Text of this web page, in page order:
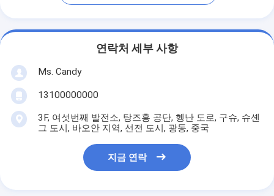
연락처 세부 사항
Ms. Candy
13100000000
3F, 여섯번째 발전소, 탕즈홍 공단, 헹난 도로, 구슈, 슈셴
그 도시, 바오안 지역, 선전 도시, 광동, 중국
지금 연락